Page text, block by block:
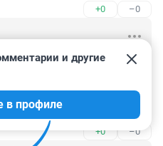
+0 –0
ла-ла-ла-ла)
ла-ла)
+0 –0
и другие
в профиле